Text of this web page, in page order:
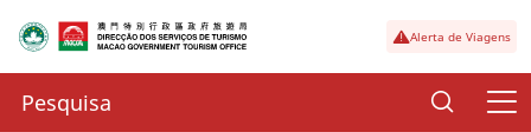
Alerta de Viagens